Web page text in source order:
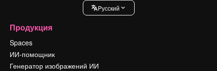
Pусский
Продукция
Spaces
ИИ-помощник
Генератор изображений ИИ